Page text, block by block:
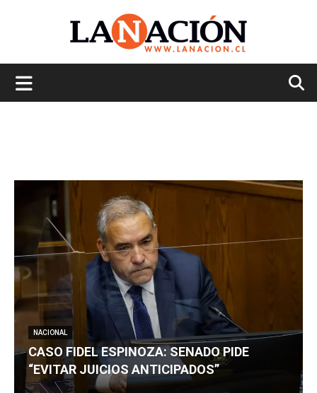
NACIONAL
CASO FIDEL ESPINOZA: SENADO PIDE
“EVITAR JUICIOS ANTICIPADOS”